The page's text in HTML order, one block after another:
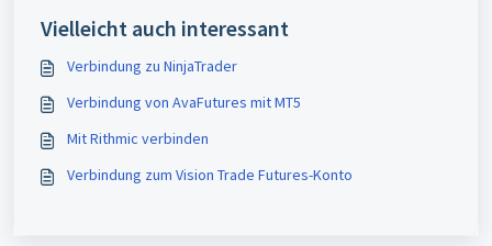
Vielleicht auch interessant
Verbindung zu NinjaTrader
Verbindung von AvaFutures mit MT5
Mit Rithmic verbinden
Verbindung zum Vision Trade Futures-Konto